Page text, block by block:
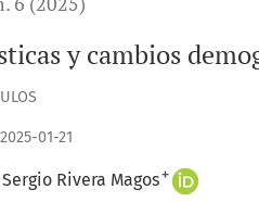
y cambios
01-21
Sergio Rivera Magos+